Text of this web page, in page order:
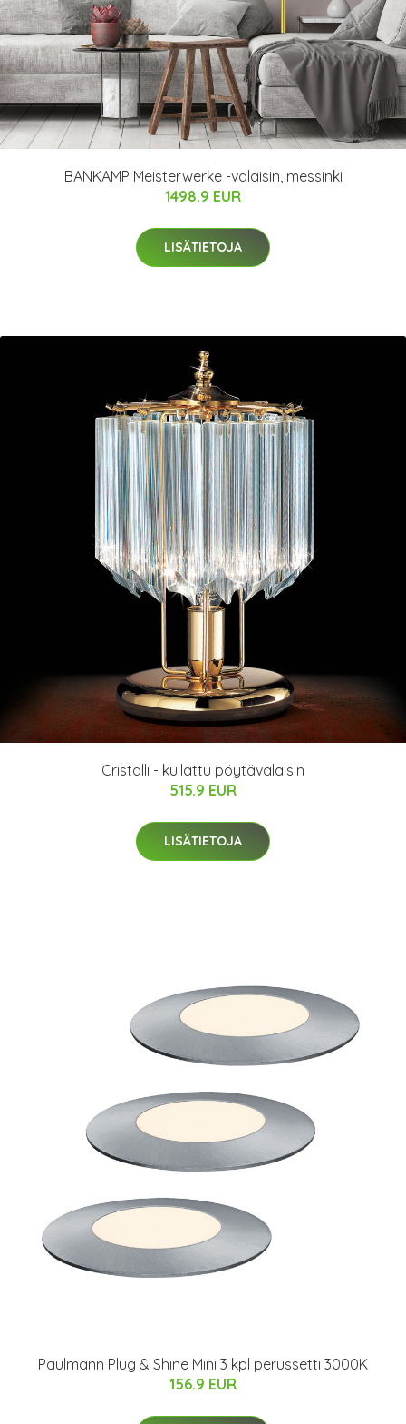
BANKAMP Meisterwerke -valaisin, messinki
1498.9 EUR
LISÄTIETOJA
Cristalli - kullattu pöytävalaisin
515.9 EUR
LISÄTIETOJA
Paulmann Plug & Shine Mini 3 kpl perussetti 3000K
156.9 EUR